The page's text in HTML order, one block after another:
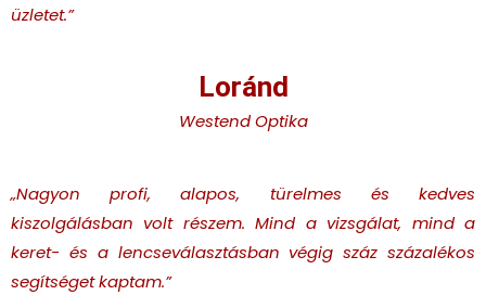
üzletet.”
Loránd
Westend Optika
„Nagyon profi, alapos, türelmes és kedves
kiszolgálásban volt részem. Mind a vizsgálat, mind a
keret- és a lencseválasztásban végig száz százalékos
segítséget kaptam.”